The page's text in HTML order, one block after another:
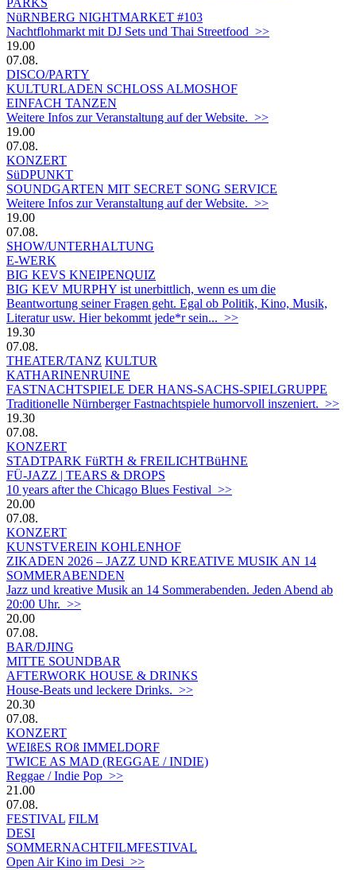
NüRNBERG NIGHTMARKET #103
Nachtflohmarkt mit DJ Sets und Thai Streetfood >>
19.00
07.08.
DISCO/PARTY
KULTURLADEN SCHLOSS ALMOSHOF
EINFACH TANZEN
Weitere Infos zur Veranstaltung auf der Website. >>
19.00
07.08.
KONZERT
SüDPUNKT
SOUNDGARTEN MIT SECRET SONG SERVICE
Weitere Infos zur Veranstaltung auf der Website. >>
19.00
07.08.
SHOW/UNTERHALTUNG
E-WERK
BIG KEVS KNEIPENQUIZ
BIG KEV MURPHY ist unerbittlich, wenn es um die
Beantwortung seiner Fragen geht. Egal ob Politik, Kino, Musik,
Literatur usw. Hier bekommt jede*r sein... >>
19.30
07.08.
THEATER/TANZ KULTUR
KATHARINENRUINE
FASTNACHTSPIELE DER HANS-SACHS-SPIELGRUPPE
Traditionelle Nürnberger Fastnachtspiele humorvoll inszeniert. >>
19.30
07.08.
KONZERT
STADTPARK FüRTH & FREILICHTBüHNE
FÜ-JAZZ | TEARS & DROPS
10 years after the Chicago Blues Festival >>
20.00
07.08.
KONZERT
KUNSTVEREIN KOHLENHOF
ZIKADEN 2026 – JAZZ UND KREATIVE MUSIK AN 14
SOMMERABENDEN
Jazz und kreative Musik an 14 Sommerabenden. Jeden Abend ab
20:00 Uhr. >>
20.00
07.08.
BAR/DJING
MITTE SOUNDBAR
AFTERWORK HOUSE & DRINKS
House-Beats und leckere Drinks. >>
20.30
07.08.
KONZERT
WEIßES ROß IMMELDORF
TWICE AS MAD (REGGAE / INDIE)
Reggae / Indie Pop >>
21.00
07.08.
FESTIVAL FILM
DESI
SOMMERNACHTFILMFESTIVAL
Open Air Kino im Desi >>